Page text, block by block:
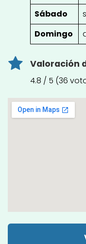
Sábado
Domingo
Valoración
4.8 / 5 (36